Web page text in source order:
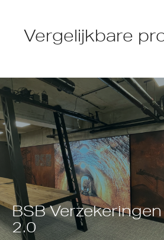
Vergelijkbare
BSB
2.0